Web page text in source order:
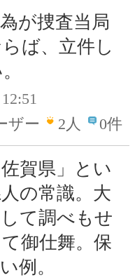
が捜査当局
ば、立件し
ザー
2人 0件
賀県」とい
の常識。大
て調べもせ
御仕舞。保
例。